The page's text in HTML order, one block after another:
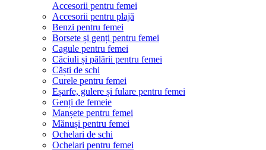
Accesorii pentru femei
Accesorii pentru plajă
Benzi pentru femei
Borsete și genți pentru femei
Cagule pentru femei
Căciuli și pălării pentru femei
Căști de schi
Curele pentru femei
Eșarfe, gulere și fulare pentru femei
Genți de femeie
Manșete pentru femei
Mănuși pentru femei
Ochelari de schi
Ochelari pentru femei